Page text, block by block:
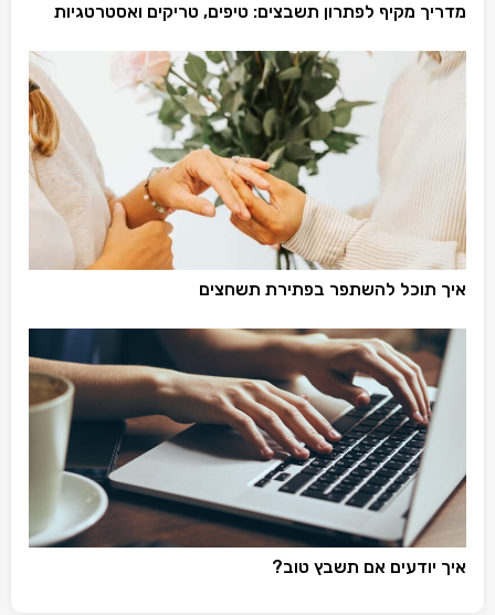
מדריך מקיף לפתרון תשבצים: טיפים, טריקים ואסטרטגיות
איך תוכל להשתפר בפתירת תשחצים
איך יודעים אם תשבץ טוב?